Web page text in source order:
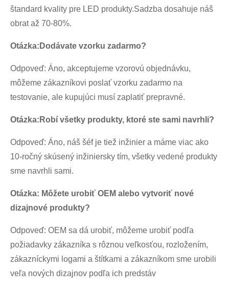
štandard kvality pre LED produkty.Sadzba dosahuje náš
obrat až 70-80%.
Otázka: Dodávate vzorku zadarmo?
Odpoveď: Áno, akceptujeme vzorovú objednávku,
môžeme zákazníkovi poslať vzorku zadarmo na
testovanie, ale kupujúci musí zaplatiť prepravné.
Otázka: Robí všetky produkty, ktoré ste sami navrhli?
Odpoveď: Áno, náš šéf je tiež inžinier a máme viac ako
10-ročný skúsený inžiniersky tím, všetky vedené produkty
sme navrhli sami.
Otázka: Môžete urobiť OEM alebo vytvoriť nové
dizajnové produkty?
Odpoveď: OEM sa dá urobiť, môžeme urobiť podľa
požiadavky zákazníka s rôznou veľkosťou, rozložením,
zákazníckymi logami a štítkami a zákazníkom sme urobili
veľa nových dizajnov podľa ich predstáv